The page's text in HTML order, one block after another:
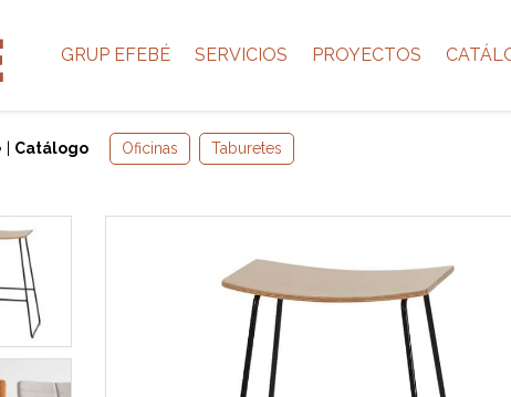
GRUP EFEBÉ SERVICIOS PROYECTOS
Catálogo Oficinas Taburetes